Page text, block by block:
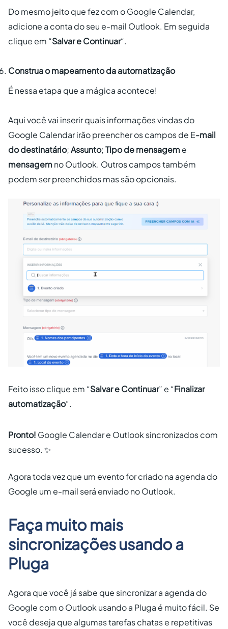
Do mesmo jeito que fez com o Google Calendar,
adicione a conta do seu e-mail Outlook. Em seguida
clique em “Salvar e Continuar“.
Construa o mapeamento da automatização
É nessa etapa que a mágica acontece!
Aqui você vai inserir quais informações vindas do
Google Calendar irão preencher os campos de E-mail
do destinatário;Assunto;Tipo de mensageme
mensagemno Outlook. Outros campos também
podem ser preenchidos mas são opcionais.
Feito isso clique em “Salvar e Continuar” e “Finalizar
automatização“.
Pronto! Google Calendar e Outlook sincronizados com
sucesso. ✨
Agora toda vez que um evento for criado na agenda do
Google um e-mail será enviado no Outlook.
Faça muito mais
sincronizações usando a
Pluga
Agora que você já sabe que sincronizar a agenda do
Google com o Outlook usando a Pluga é muito fácil. Se
você deseja que algumas tarefas chatas e repetitivas